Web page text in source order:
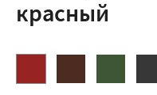
красный